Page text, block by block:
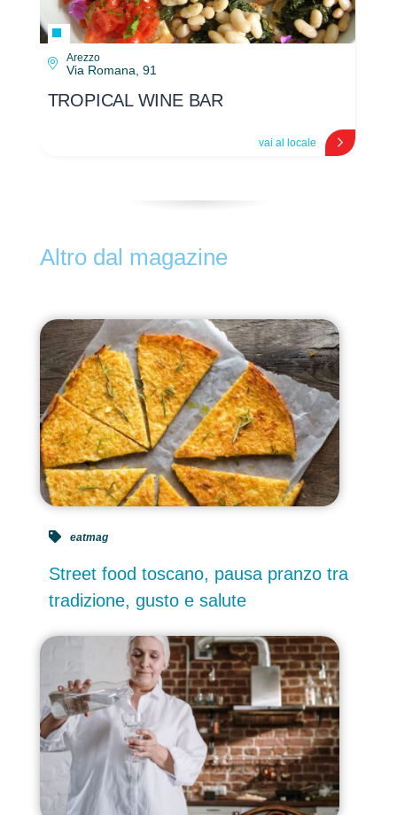
Arezzo
Via Romana, 91
TROPICAL WINE BAR
vai al locale
Altro dal magazine
Street food toscano, pausa pranzo tra
tradizione, gusto e salute
eatmag